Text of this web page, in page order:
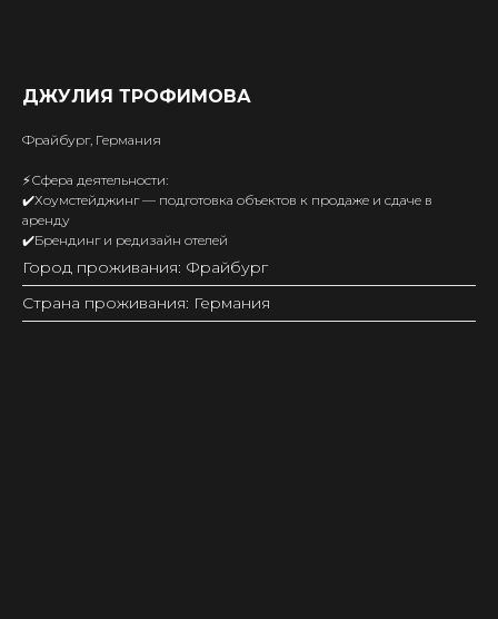
ДЖУЛИЯ ТРОФИМОВА
Фрайбург, Германия
⚡️Сфера деятельности:
✔️Хоумстейджинг — подготовка объектов к продаже и сдаче в
аренду
✔️Брендинг и редизайн отелей
Город проживания: Фрайбург
Страна проживания: Германия